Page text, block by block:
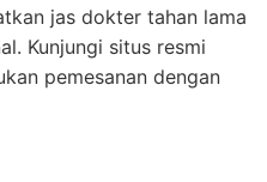
jas dokter tahan lama
Kunjungi situs resmi
pemesanan dengan